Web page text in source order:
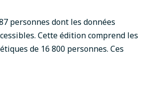
personnes dont les données
Cette édition comprend les
de 16 800 personnes. Ces